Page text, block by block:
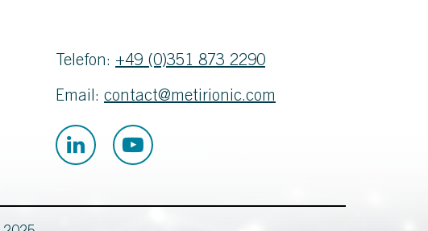
Telefon: +49 (0)351 873 2290
Email: contact@metirionic.com